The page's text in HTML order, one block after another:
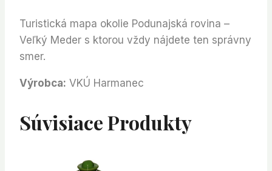
Turistická mapa okolie Podunajská rovina –
Veľký Meder s ktorou vždy nájdete ten správny
smer.
Výrobca: VKÚ Harmanec
Súvisiace Produkty